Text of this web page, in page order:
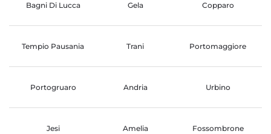
Bagni Di Lucca Gela Copparo
Tempio Pausania Trani Portomaggiore
Portogruaro Andria Urbino
Jesi Amelia Fossombrone